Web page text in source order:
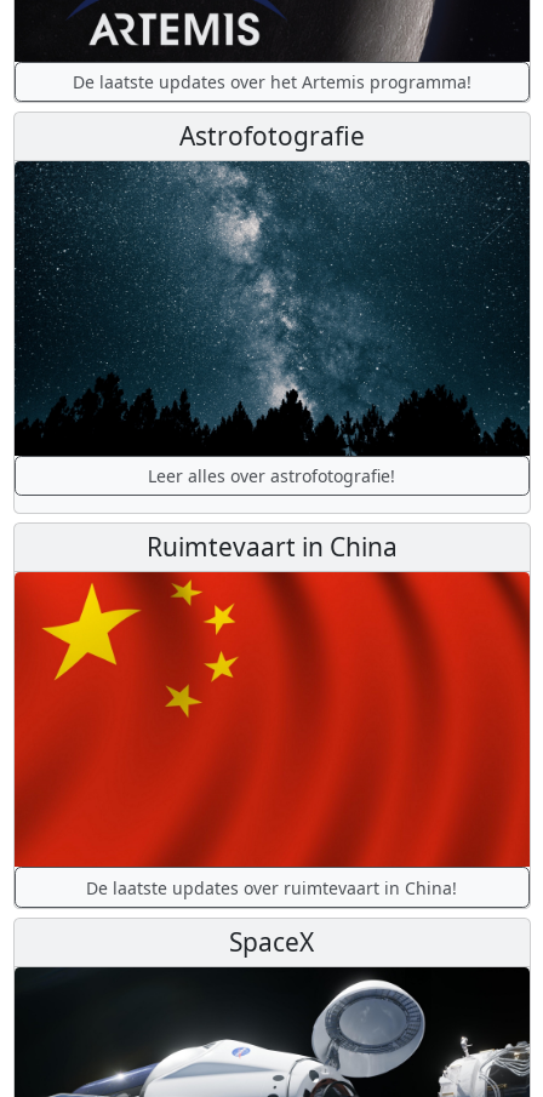
De laatste updates over het Artemis programma!
Astrofotografie
Leer alles over astrofotografie!
Ruimtevaart in China
De laatste updates over ruimtevaart in China!
SpaceX